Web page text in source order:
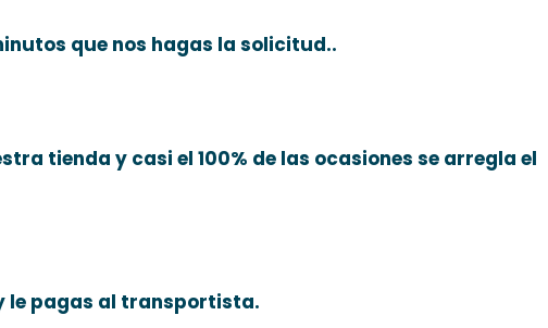
que nos hagas la solicitud..
tienda y casi el 100% de las ocasiones se arregla el
le pagas al transportista.